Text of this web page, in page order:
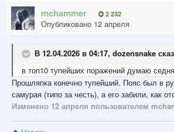
mchammer 2 232
Опубликовано 12 апреля
В 12.04.2026 в 04:17, dozensnake
в топ10 тупейших поражений думаю
Прошляпка конечно тупейший. Пояс был в
самурая (типо за честь), а его забили, как
Изменено 12 апреля пользователем